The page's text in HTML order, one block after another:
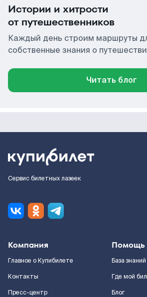
Истории и хитрости
от путешественников
Каждый день строим маршруты
собственные знания о
Читать блог
Сервис билетных лазеек
Компания
Главное о Купибилете
Контакты
Пресс-центр
Помощь
База знаний
Где мой
Блог